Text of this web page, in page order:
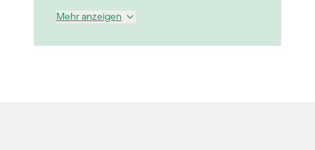
Mehr anzeigen